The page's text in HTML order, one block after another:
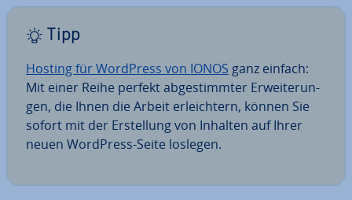
Tipp
Hosting für WordPress von IONOS ganz einfach:
Mit einer Reihe perfekt ab­ge­stimm­ter Er­wei­te­run­
gen, die Ihnen die Arbeit er­leich­tern, können Sie
sofort mit der Er­stel­lung von Inhalten auf Ihrer
neuen WordPress-Seite loslegen.